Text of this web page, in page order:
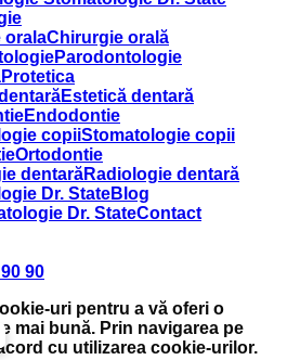
Chirurgie orală
Parodontologie
Protetica
Estetică dentară
Endodontie
Stomatologie copii
Ortodontie
Radiologie dentară
Blog
Contact
90
uri pentru a vă oferi o
mai bună. Prin navigarea pe
cu utilizarea cookie-urilor.